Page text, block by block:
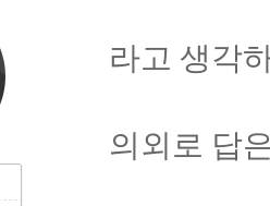
라고 생각
의외로 답